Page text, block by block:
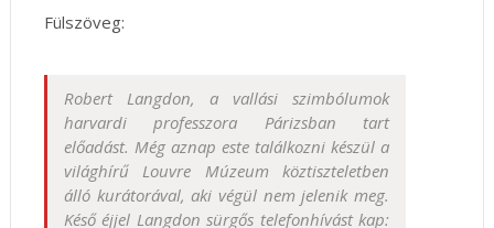
Fülszöveg:
Robert Langdon, a vallási szimbólumok
harvardi professzora Párizsban tart
előadást. Még aznap este találkozni készül a
világhírű Louvre Múzeum köztiszteletben
álló kurátorával, aki végül nem jelenik meg.
Késő éjjel Langdon sürgős telefonhívást kap: